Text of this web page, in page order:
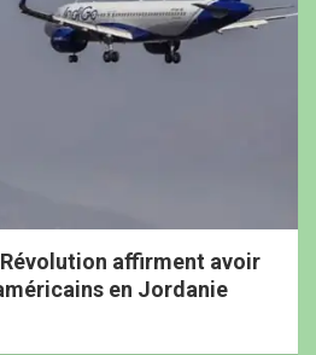
affirment avoir
en Jordanie